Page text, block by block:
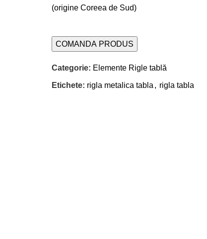
(origine Coreea de Sud)
COMANDA PRODUS
Categorie: Elemente Rigle tablă
Etichete: rigla metalica tabla , rigla tabla